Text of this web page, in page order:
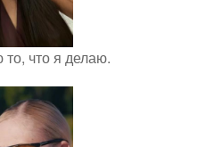
что я делаю.